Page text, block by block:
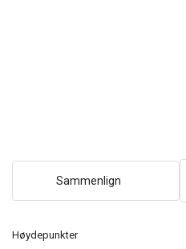
Høydepunkter
Sammenlign